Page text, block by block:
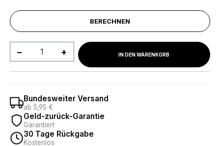
BERECHNEN
Produkt Anzahl: Gib denIN DEN WARENKORB
Bundesweiter Versand
ab 5,95 €
Geld-zurück-Garantie
Garantiert
30 Tage Rückgabe
Kostenlos